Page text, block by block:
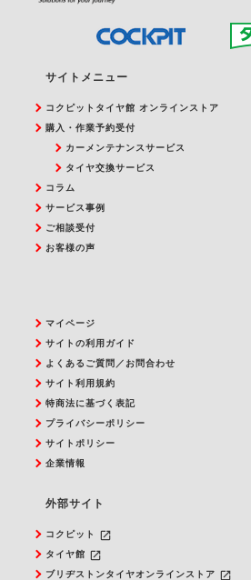
サイトメニュー
コクピットタイヤ館 オンラインストア
購入・作業予約受付
カーメンテナンスサービス
タイヤ交換サービス
コラム
サービス事例
ご相談受付
お客様の声
マイページ
サイトの利用ガイド
よくあるご質問／お問合わせ
サイト利用規約
特商法に基づく表記
プライバシーポリシー
サイトポリシー
企業情報
外部サイト
コクピット launch
タイヤ館 launch
ブリヂストンタイヤオンラインストア launch